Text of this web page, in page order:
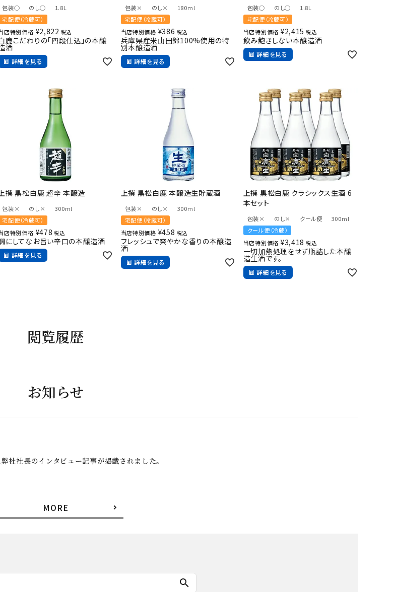
包装○ のし○
1.8L
宅配便（冷蔵可）
店特別価格 ¥2,822 税込
鹿こだわりの「四段仕込」の本醸
酒
詳細を見る
包装× のし×
180ml
宅配便（冷蔵可）
当店特別価格 ¥386 税込
兵庫県産米山田錦100%使用の特
別本醸造酒
詳細を見る
包装○ のし○
1.8L
宅配便（冷蔵可）
当店特別価格 ¥2,415 税込
飲み飽きしない本醸造酒
詳細を見る
上撰 黒松白鹿 超辛 本醸造
包装× のし×
300ml
宅配便（冷蔵可）
店特別価格 ¥478 税込
にしてなお旨い辛口の本醸造酒
詳細を見る
上撰 黒松白鹿 本醸造生貯蔵酒
包装× のし×
300ml
宅配便（冷蔵可）
当店特別価格 ¥458 税込
フレッシュで爽やかな香りの本醸造
酒
詳細を見る
上撰 黒松白鹿 クラシックス生酒 6
本セット
包装× のし× クール便
300ml
クール便（冷蔵）
当店特別価格 ¥3,418 税込
一切加熱処理をせず瓶詰した本醸
造生酒です。
詳細を見る
閲覧履歴
お知らせ
社社長のインタビュー記事が掲載されました。
MORE
search